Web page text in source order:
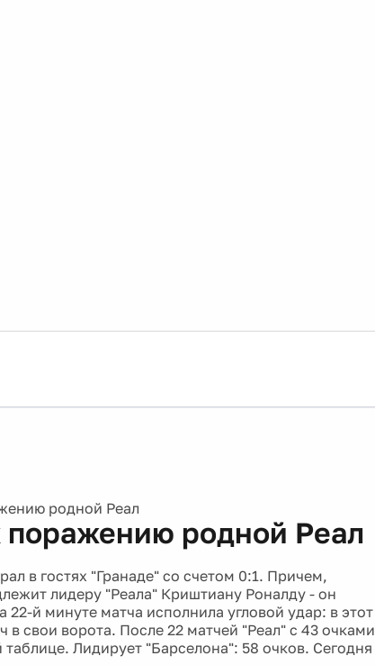
родной Реал
поражению родной Реал
в гостях "Гранаде" со счетом 0:1. Причем,
лидеру "Реала" Криштиану Роналду - он
22-й минуте матча исполнила угловой удар: в этот
в свои ворота. После 22 матчей "Реал" с 43 очками
Лидирует "Барселона": 58 очков. Сегодня